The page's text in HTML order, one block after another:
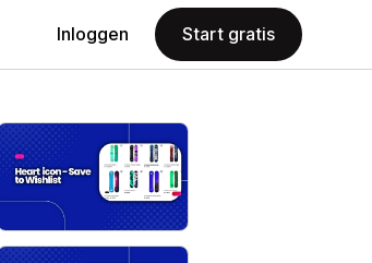
Inloggen Start gratis